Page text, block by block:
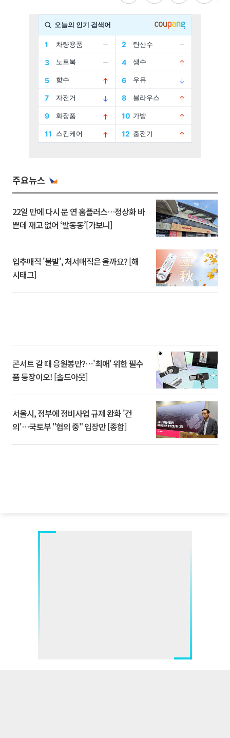
주요뉴스
22일 만에 다시 문 연 홈플러스…정상화 바
쁜데 재고 없어 ‘발동동’[가보니]
입추매직 '불발', 처서매직은 올까요? [해
시태그]
콘서트 갈 때 응원봉만?⋯'최애' 위한 필수
품 등장이오! [솔드아웃]
서울시, 정부에 정비사업 규제 완화 '건
의'⋯국토부 "협의 중" 입장만 [종합]